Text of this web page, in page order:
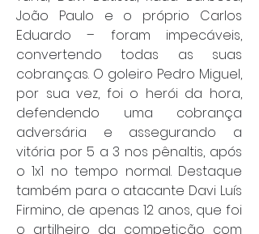
João Paulo e o próprio Carlos
Eduardo – foram impecáveis,
convertendo todas as suas
cobranças. O goleiro Pedro Miguel,
por sua vez, foi o herói da hora,
defendendo uma cobrança
adversária e assegurando a
vitória por 5 a 3 nos pênaltis, após
o 1x1 no tempo normal. Destaque
também para o atacante Davi Luís
Firmino, de apenas 12 anos, que foi
o artilheiro da competição com